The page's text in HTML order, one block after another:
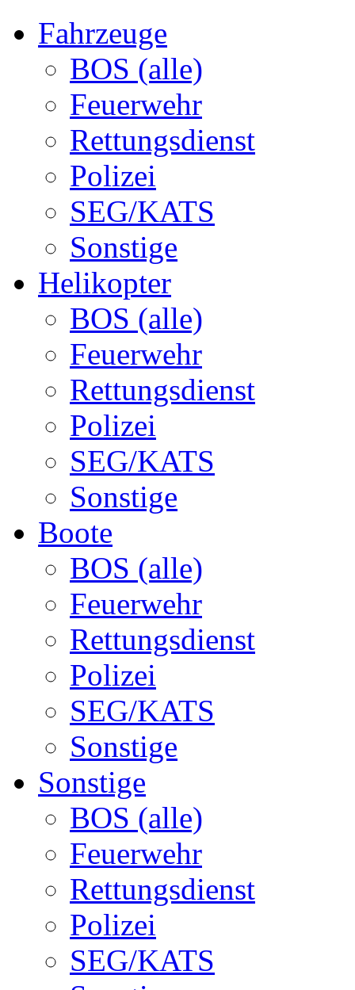
Fahrzeuge
BOS (alle)
Feuerwehr
Rettungsdienst
Polizei
SEG/KATS
Sonstige
Helikopter
BOS (alle)
Feuerwehr
Rettungsdienst
Polizei
SEG/KATS
Sonstige
Boote
BOS (alle)
Feuerwehr
Rettungsdienst
Polizei
SEG/KATS
Sonstige
Sonstige
BOS (alle)
Feuerwehr
Rettungsdienst
Polizei
SEG/KATS